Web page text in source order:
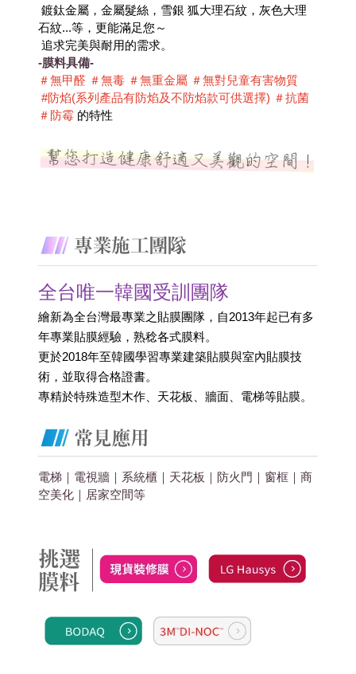
石紋...等，更能滿足您～
追求完美與耐用的需求。
-膜料具備-
＃無甲醛 ＃無毒 ＃無重金屬 ＃無對兒童有害物質
＃防霉 的特性
全台唯一韓國受訓團隊
繪新為全台灣最專業之貼膜團隊，自2013年起已有多
年專業貼膜經驗，熟稔各式膜料。
更於2018年至韓國學習專業建築貼膜與室內貼膜技
術，並取得合格證書。
專精於特殊造型木作、天花板、牆面、電梯等貼膜。
電梯｜電視牆｜系統櫃｜天花板｜防火門｜窗框｜商
空美化 ｜居家空間等